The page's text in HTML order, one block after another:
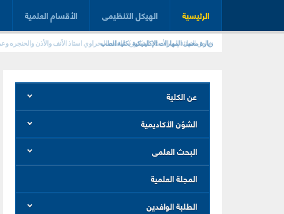
الرئيسية الهيكل التنظيمى الأقسام العلمية
زيارة معمل المهارات الإكلينيكية بكلية الطب
عن الكلية
الشؤن الأكاديمية
البحث العلمى
المجلة العلمية
الطلبة الوافدين